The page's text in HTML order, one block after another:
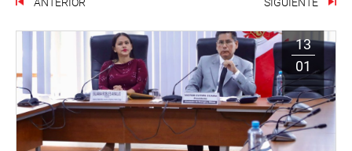
13
01